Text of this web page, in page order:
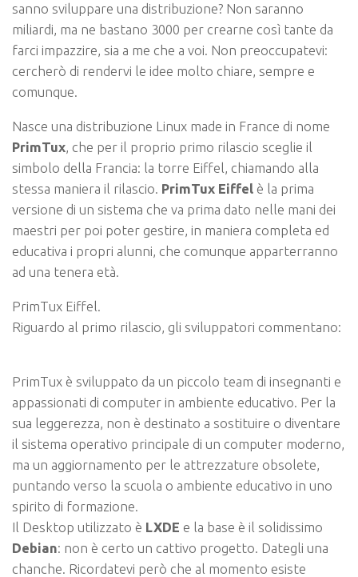
sanno sviluppare una distribuzione? Non saranno
miliardi, ma ne bastano 3000 per crearne così tante da
farci impazzire, sia a me che a voi. Non preoccupatevi:
cercherò di rendervi le idee molto chiare, sempre e
comunque.
Nasce una distribuzione Linux made in France di nome
PrimTux, che per il proprio primo rilascio sceglie il
simbolo della Francia: la torre Eiffel, chiamando alla
stessa maniera il rilascio. PrimTux Eiffel è la prima
versione di un sistema che va prima dato nelle mani dei
maestri per poi poter gestire, in maniera completa ed
educativa i propri alunni, che comunque apparterranno
ad una tenera età.
PrimTux Eiffel.
Riguardo al primo rilascio, gli sviluppatori commentano:
PrimTux è sviluppato da un piccolo team di insegnanti e
appassionati di computer in ambiente educativo. Per la
sua leggerezza, non è destinato a sostituire o diventare
il sistema operativo principale di un computer moderno,
ma un aggiornamento per le attrezzature obsolete,
puntando verso la scuola o ambiente educativo in uno
spirito di formazione.
Il Desktop utilizzato è LXDE e la base è il solidissimo
Debian: non è certo un cattivo progetto. Dategli una
chanche. Ricordatevi però che al momento esiste